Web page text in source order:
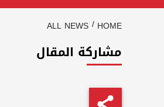
HOME
ALL NEWS
مشاركة المقال